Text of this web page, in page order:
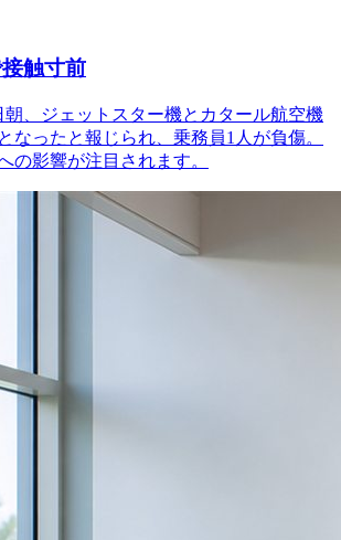
触寸前
朝、ジェットスター機とカタール航空機
なったと報じられ、乗務員1人が負傷。
の影響が注目されます。